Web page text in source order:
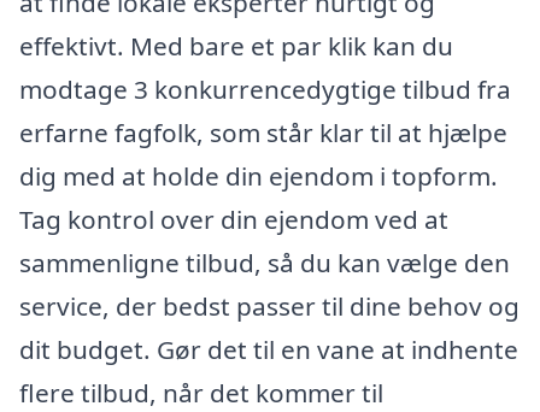
effektivt. Med bare et par klik kan du
modtage 3 konkurrencedygtige tilbud fra
erfarne fagfolk, som står klar til at hjælpe
dig med at holde din ejendom i topform.
Tag kontrol over din ejendom ved at
sammenligne tilbud, så du kan vælge den
service, der bedst passer til dine behov og
dit budget. Gør det til en vane at indhente
flere tilbud, når det kommer til